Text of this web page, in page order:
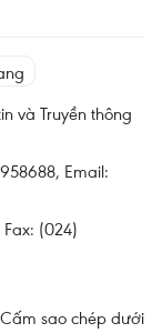
và Truyền thông
Email:
(024)
sao chép dưới